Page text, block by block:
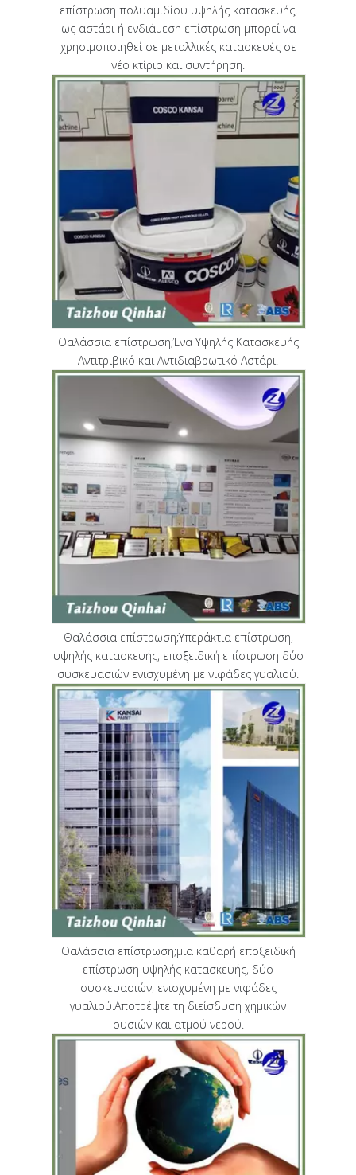
επίστρωση πολυαμιδίου υψηλής κατασκευής,
ως αστάρι ή ενδιάμεση επίστρωση μπορεί να
χρησιμοποιηθεί σε μεταλλικές κατασκευές σε
νέο κτίριο και συντήρηση.
Θαλάσσια επίστρωση;Ένα Υψηλής Κατασκευής
Αντιτριβικό και Αντιδιαβρωτικό Αστάρι.
Θαλάσσια επίστρωση;Υπεράκτια επίστρωση,
υψηλής κατασκευής, εποξειδική επίστρωση δύο
συσκευασιών ενισχυμένη με νιφάδες γυαλιού.
Θαλάσσια επίστρωση;μια καθαρή εποξειδική
επίστρωση υψηλής κατασκευής, δύο
συσκευασιών, ενισχυμένη με νιφάδες
γυαλιού.Αποτρέψτε τη διείσδυση χημικών
ουσιών και ατμού νερού.